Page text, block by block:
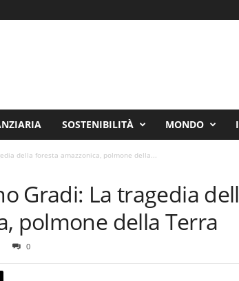
SOSTENIBILITÀ MONDO
della foresta amazzonica, polmone della...
Gradi: La tragedia
polmone della Terra
0